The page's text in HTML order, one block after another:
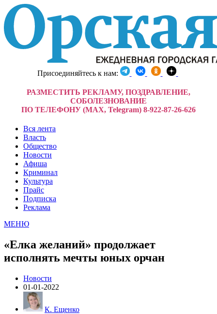
Присоединяйтесь к нам:
РАЗМЕСТИТЬ РЕКЛАМУ, ПОЗДРАВЛЕНИЕ,
СОБОЛЕЗНОВАНИЕ
ПО ТЕЛЕФОНУ (MAX, Telegram) 8-922-87-26-626
Вся лента
Власть
Общество
Новости
Афиша
Криминал
Культура
Прайс
Подписка
Реклама
МЕНЮ
«Елка желаний» продолжает
исполнять мечты юных орчан
Новости
01-01-2022
К. Ещенко